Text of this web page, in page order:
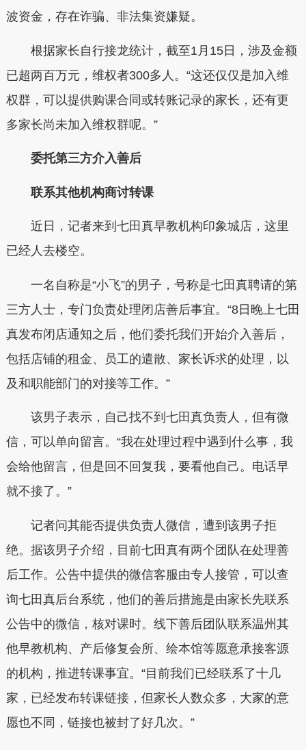
波资金，存在诈骗、非法集资嫌疑。
根据家长自行接龙统计，截至1月15日，涉及金额
已超两百万元，维权者300多人。“这还仅仅是加入维
权群，可以提供购课合同或转账记录的家长，还有更
多家长尚未加入维权群呢。”
委托第三方介入善后
联系其他机构商讨转课
近日，记者来到七田真早教机构印象城店，这里
已经人去楼空。
一名自称是“小飞”的男子，号称是七田真聘请的第
三方人士，专门负责处理闭店善后事宜。“8日晚上七田
真发布闭店通知之后，他们委托我们开始介入善后，
包括店铺的租金、员工的遣散、家长诉求的处理，以
及和职能部门的对接等工作。”
该男子表示，自己找不到七田真负责人，但有微
信，可以单向留言。“我在处理过程中遇到什么事，我
会给他留言，但是回不回复我，要看他自己。电话早
就不接了。”
记者问其能否提供负责人微信，遭到该男子拒
绝。据该男子介绍，目前七田真有两个团队在处理善
后工作。公告中提供的微信客服由专人接管，可以查
询七田真后台系统，他们的善后措施是由家长先联系
公告中的微信，核对课时。线下善后团队联系温州其
他早教机构、产后修复会所、绘本馆等愿意承接客源
的机构，推进转课事宜。“目前我们已经联系了十几
家，已经发布转课链接，但家长人数众多，大家的意
愿也不同，链接也被封了好几次。”